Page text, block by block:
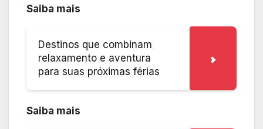
Saiba mais
Destinos que combinam
relaxamento e aventura
para suas próximas férias
Saiba mais